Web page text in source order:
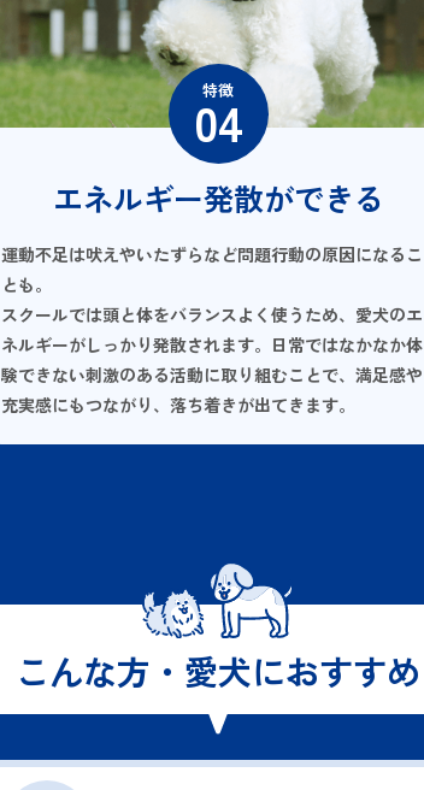
特徴
04
エネルギー発散ができる
運動不足は吠えやいたずらなど問題行動の原因になるこ
とも。
スクールでは頭と体をバランスよく使うため、愛犬のエ
ネルギーがしっかり発散されます。日常ではなかなか体
験できない刺激のある活動に取り組むことで、満足感や
充実感にもつながり、落ち着きが出てきます。
こんな方・愛犬におすすめ